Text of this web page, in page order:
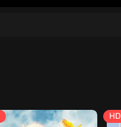
HD